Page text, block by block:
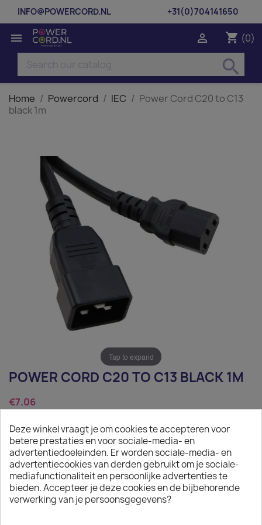
INFO@POWERCORD.NL +31(0)704141650
 shopping_cart (0)

search
Home Powercord IEC
Power Cord C20 to C13
black 1m
Tap to expand
POWER CORD C20 TO C13 BLACK 1M
€7.06
Tax excluded
Power Cord C20 to C13 black 1m
Quantity
 ADD TO CART
Deze winkel vraagt je om cookies te accepteren voor
betere prestaties en voor sociale-media- en
advertentiedoeleinden. Er worden sociale-media- en
advertentiecookies van derden gebruikt om je sociale-
mediafunctionaliteit en persoonlijke advertenties te
bieden. Accepteer je deze cookies en de bijbehorende
verwerking van je persoonsgegevens?